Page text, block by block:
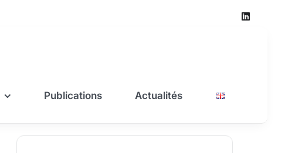
Publications Actualités